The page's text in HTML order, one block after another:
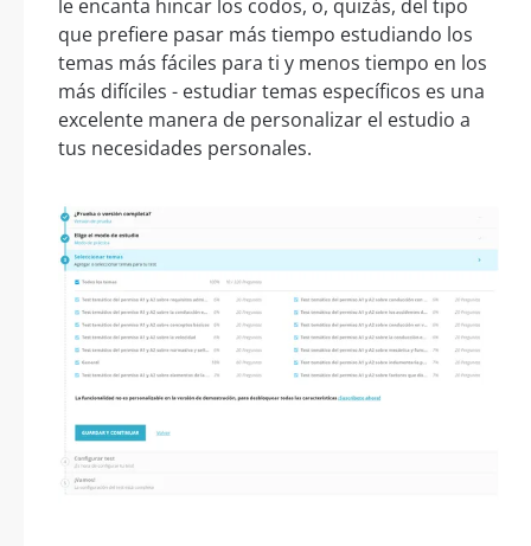
le encanta hincar los codos, o, quizás, del tipo
que prefiere pasar más tiempo estudiando los
temas más fáciles para ti y menos tiempo en los
más difíciles - estudiar temas específicos es una
excelente manera de personalizar el estudio a
tus necesidades personales.